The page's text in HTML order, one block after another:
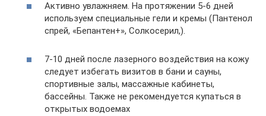
Активно увлажняем. На протяжении 5-6 дней
используем специальные гели и кремы (Пантенол
спрей, «Бепантен+», Солкосерил,).
7-10 дней после лазерного воздействия на кожу
следует избегать визитов в бани и сауны,
спортивные залы, массажные кабинеты,
бассейны. Также не рекомендуется купаться в
открытых водоемах